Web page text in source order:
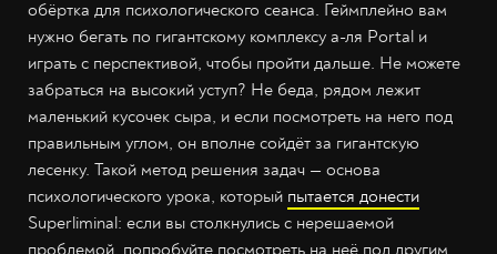
обёртка для психологического сеанса. Геймплейно вам
нужно бегать по гигантскому комплексу а-ля Portal и
играть с перспективой, чтобы пройти дальше. Не можете
забраться на высокий уступ? Не беда, рядом лежит
маленький кусочек сыра, и если посмотреть на него под
правильным углом, он вполне сойдёт за гигантскую
лесенку. Такой метод решения задач — основа
психологического урока, который пытается донести
Superliminal: если вы столкнулись с нерешаемой
проблемой, попробуйте посмотреть на неё под другим